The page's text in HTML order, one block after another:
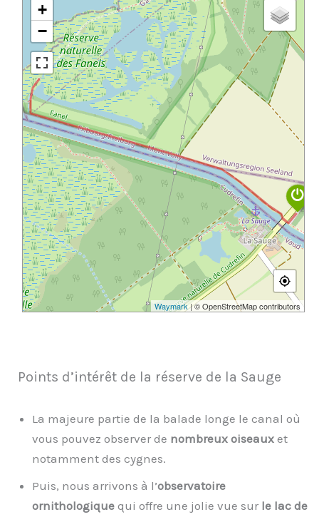
+
−
Waymark| © OpenStreetMap contributors
Points d’intérêt de la réserve de la Sauge
La majeure partie de la balade longe le canal où
vous pouvez observer de nombreux oiseaux et
notamment des cygnes.
Puis, nous arrivons à l’observatoire
ornithologique qui offre une jolie vue sur le lac de